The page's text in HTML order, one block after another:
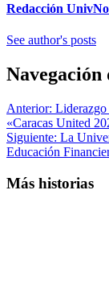
Redacción
See author's posts
Navegación
Anterior: Liderazgo
«Caracas United
Siguiente: La
Educación
Más historias